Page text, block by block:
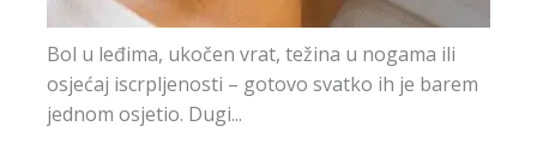
Bol u leđima, ukočen vrat, težina u nogama ili
osjećaj iscrpljenosti – gotovo svatko ih je barem
jednom osjetio. Dugi...